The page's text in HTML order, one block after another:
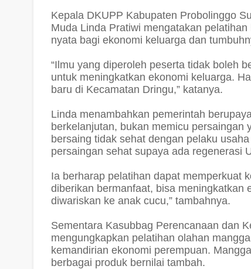
Kepala DKUPP Kabupaten Probolinggo
Muda Linda Pratiwi mengatakan
nyata bagi ekonomi keluarga dan
“Ilmu yang diperoleh peserta tidak boleh
untuk meningkatkan ekonomi keluarga.
baru di Kecamatan Dringu,” katanya.
Linda menambahkan pemerintah
berkelanjutan, bukan memicu persaingan
bersaing tidak sehat dengan pelaku
persaingan sehat supaya ada regenerasi
Ia berharap pelatihan dapat memperkuat
diberikan bermanfaat, bisa meningkatkan
diwariskan ke anak cucu,” tambahnya.
Sementara Kasubbag Perencanaan dan
mengungkapkan pelatihan olahan
kemandirian ekonomi perempuan.
berbagai produk bernilai tambah.